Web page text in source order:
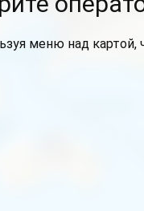
меню над картой,